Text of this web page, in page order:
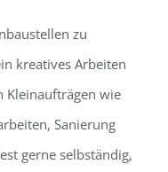
zu
kreatives Arbeiten
wie
Sanierung
gerne selbständig,